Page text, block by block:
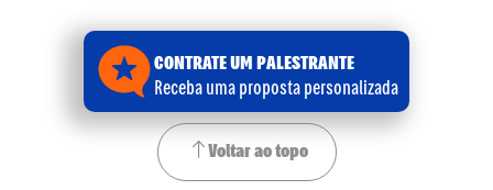
CONTRATE UM PALESTRANTE
Receba uma proposta personalizada
Voltar ao topo